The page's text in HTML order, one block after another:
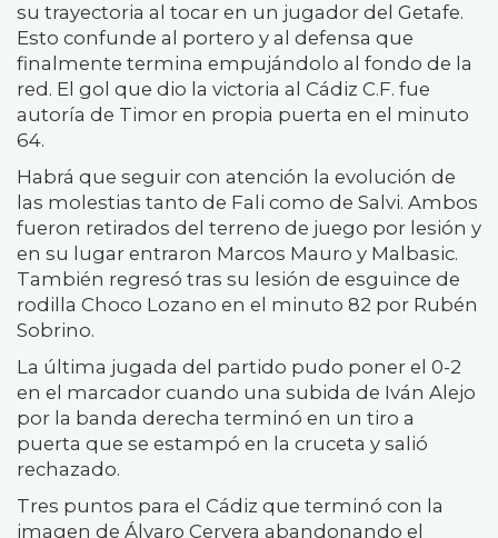
su trayectoria al tocar en un jugador del Getafe.
Esto confunde al portero y al defensa que
finalmente termina empujándolo al fondo de la
red. El gol que dio la victoria al Cádiz C.F. fue
autoría de Timor en propia puerta en el minuto
64.
Habrá que seguir con atención la evolución de
las molestias tanto de Fali como de Salvi. Ambos
fueron retirados del terreno de juego por lesión y
en su lugar entraron Marcos Mauro y Malbasic.
También regresó tras su lesión de esguince de
rodilla Choco Lozano en el minuto 82 por Rubén
Sobrino.
La última jugada del partido pudo poner el 0-2
en el marcador cuando una subida de Iván Alejo
por la banda derecha terminó en un tiro a
puerta que se estampó en la cruceta y salió
rechazado.
Tres puntos para el Cádiz que terminó con la
imagen de Álvaro Cervera abandonando el